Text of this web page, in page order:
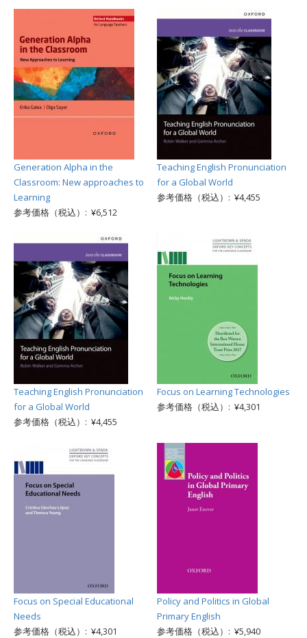
Generation Alpha in the
Classroom: New approaches to
Learning
参考価格（税込）: ¥6,512
Teaching English Pronunciation
for a Global World
参考価格（税込）: ¥4,455
Teaching English Pronunciation
for a Global World
参考価格（税込）: ¥4,455
Focus on Learning Technologies
参考価格（税込）: ¥4,301
Focus on Special Educational
Needs
参考価格（税込）: ¥4,301
Policy and Politics in Global
Primary English
参考価格（税込）: ¥5,940